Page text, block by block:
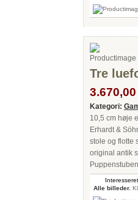
Tre
Kategori:
10,5 cm høje
Erhardt &
stole og flotte
original antik
Alle billeder.